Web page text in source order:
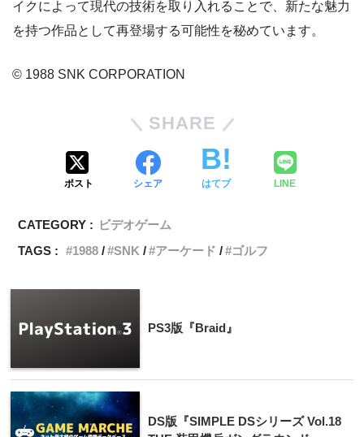
イクによって現代の技術を取り入れることで、新たな魅力
を持つ作品として再登場する可能性を秘めています。
© 1988 SNK CORPORATION
SHARE
ポスト シェア はてブ LINE
CATEGORY : ビデオゲーム
TAGS :
1988 SNK アーケード ゴルフ
PS3版『Braid』
DS版『SIMPLE DSシリーズ Vol.18